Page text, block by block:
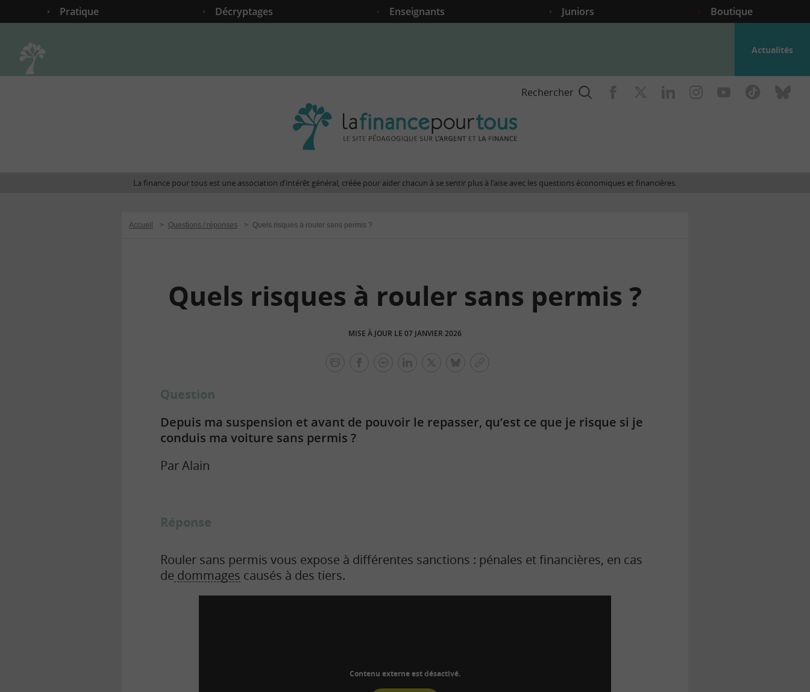
Pratique Décryptages Enseignants Juniors Boutique
Actualités
Rechercher
finance
site
La finance pour tous est une association d’intérêt général, créée pour aider chacun à se sentir plus à l’aise avec les questions économiques et financières.
Accueil > Questions / réponses > Quels risques à rouler sans permis ?
Quels risques à rouler sans permis ?
MISE À JOUR LE 07 JANVIER 2026
Question
Depuis ma suspension et avant de pouvoir le repasser, qu’est ce que je risque si je
conduis ma voiture sans permis ?
Par Alain
Réponse
Rouler sans permis vous expose à différentes sanctions : pénales et financières, en cas
de dommages causés à des tiers.
Contenu externe est désactivé.